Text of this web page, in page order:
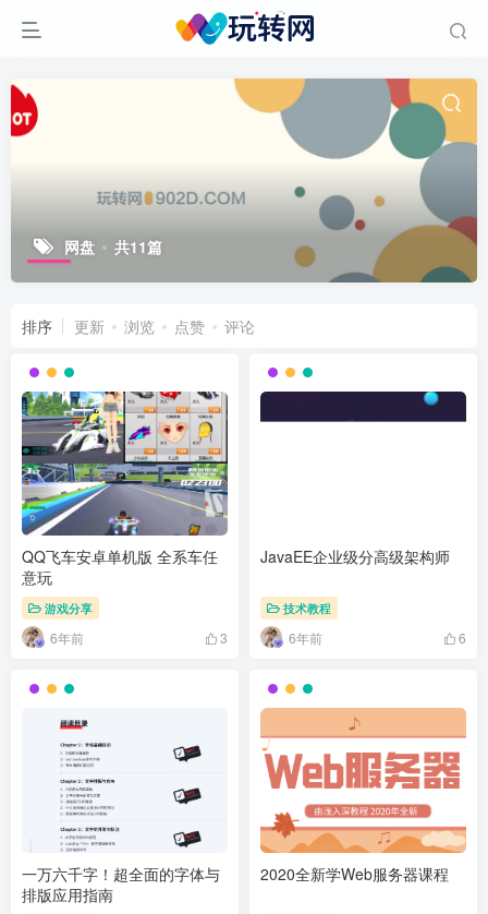
网盘 共11篇
排序 更新 浏览 点赞 评论
QQ飞车安卓单机版 全系车任
意玩
游戏分享
6年前 3
JavaEE企业级分高级架构师
技术教程
6年前 6
一万六千字！超全面的字体与
排版应用指南
2020全新学Web服务器课程